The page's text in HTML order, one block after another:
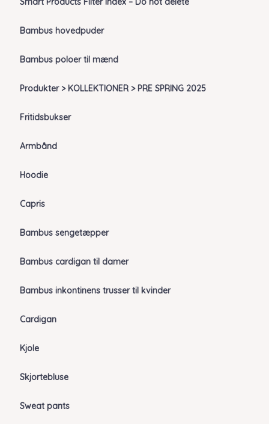
Bambus hovedpuder
Bambus poloer til mænd
Produkter > KOLLEKTIONER > PRE SPRING 2025
Fritidsbukser
Armbånd
Hoodie
Capris
Bambus sengetæpper
Bambus cardigan til damer
Bambus inkontinens trusser til kvinder
Cardigan
Kjole
Skjortebluse
Sweat pants